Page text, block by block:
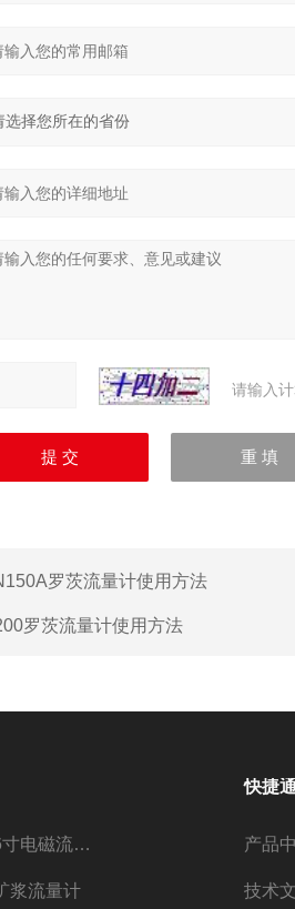
请输入
罗茨流量计使用方法
罗茨流量计使用方法
AMF-150-1046寸电磁流量计
浆流量计
快捷
产品
技术